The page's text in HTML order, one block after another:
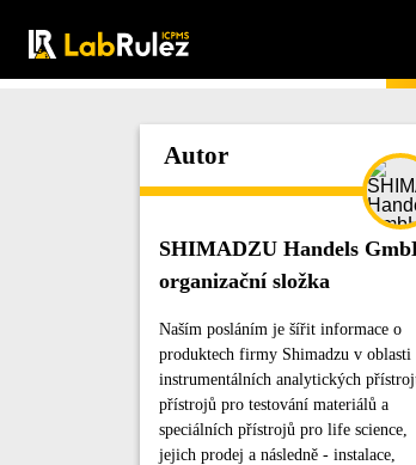
Autor
SHIMADZU Handels
organizační složka
Naším posláním je šířit informace o
produktech firmy Shimadzu v oblasti
instrumentálních analytických
přístrojů pro testování materiálů a
speciálních přístrojů pro life science,
jejich prodej a následně - instalace,